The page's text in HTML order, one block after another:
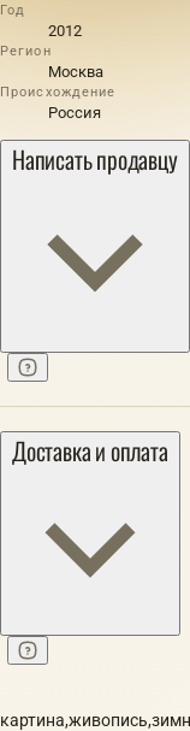
Год
2012
Регион
Москва
Происхождение
Россия
Написать продавцу
Доставка и оплата